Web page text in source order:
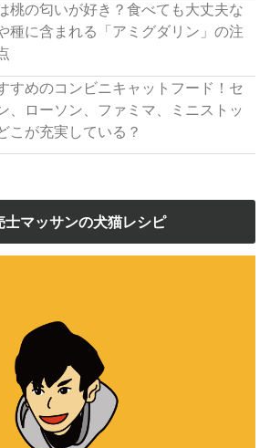
桃の匂いが好き？食べても大丈夫な
種に含まれる「アミグダリン」の注
すめのコンビニキャットフード！セ
、ローソン、ファミマ、ミニストッ
こが充実している？
士マッサンの犬猫レシピ